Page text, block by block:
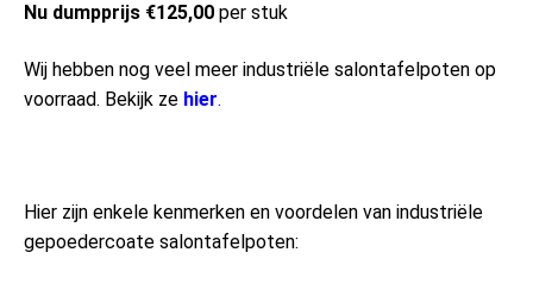
Nu dumpprijs €125,00 per stuk
Wij hebben nog veel meer industriële salontafelpoten op
voorraad. Bekijk ze hier.
Hier zijn enkele kenmerken en voordelen van industriële
gepoedercoate salontafelpoten: